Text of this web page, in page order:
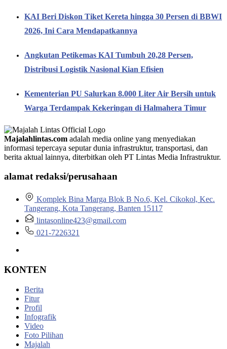
KAI Beri Diskon Tiket Kereta hingga 30 Persen di BBWI
2026, Ini Cara Mendapatkannya
Angkutan Petikemas KAI Tumbuh 20,28 Persen,
Distribusi Logistik Nasional Kian Efisien
Kementerian PU Salurkan 8.000 Liter Air Bersih untuk
Warga Terdampak Kekeringan di Halmahera Timur
Majalahlintas.com adalah media online yang menyediakan
informasi tepercaya seputar dunia infrastruktur, transportasi, dan
berita aktual lainnya, diterbitkan oleh PT Lintas Media Infrastruktur.
alamat redaksi/perusahaan
Komplek Bina Marga Blok B No.6, Kel. Cikokol, Kec.
Tangerang, Kota Tangerang, Banten 15117
lintasonline423@gmail.com
021-7226321
KONTEN
Berita
Fitur
Profil
Infografik
Video
Foto Pilihan
Majalah